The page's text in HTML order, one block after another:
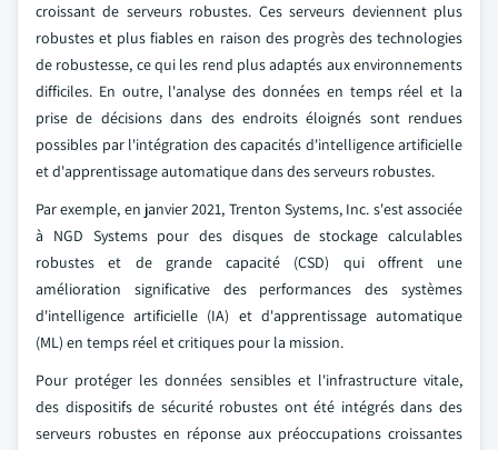
croissant de serveurs robustes. Ces serveurs deviennent plus
robustes et plus fiables en raison des progrès des technologies
de robustesse, ce qui les rend plus adaptés aux environnements
difficiles. En outre, l'analyse des données en temps réel et la
prise de décisions dans des endroits éloignés sont rendues
possibles par l'intégration des capacités d'intelligence artificielle
et d'apprentissage automatique dans des serveurs robustes.
Par exemple, en janvier 2021, Trenton Systems, Inc. s'est associée
à NGD Systems pour des disques de stockage calculables
robustes et de grande capacité (CSD) qui offrent une
amélioration significative des performances des systèmes
d'intelligence artificielle (IA) et d'apprentissage automatique
(ML) en temps réel et critiques pour la mission.
Pour protéger les données sensibles et l'infrastructure vitale,
des dispositifs de sécurité robustes ont été intégrés dans des
serveurs robustes en réponse aux préoccupations croissantes